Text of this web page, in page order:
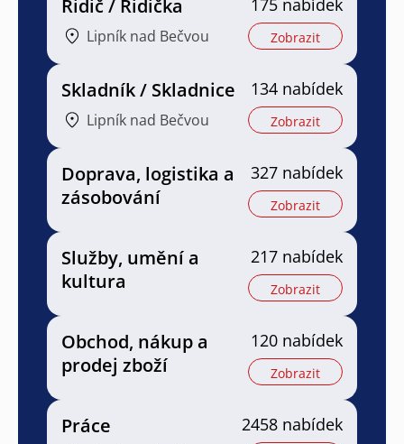
Řidič / Řidička
Lipník nad Bečvou Zobrazit
Skladník / Skladnice
Lipník nad Bečvou
134 nabídek
Zobrazit
Doprava, logistika a
zásobování
327 nabídek
Zobrazit
Služby, umění a
kultura
217 nabídek
Zobrazit
Obchod, nákup a
prodej zboží
120 nabídek
Zobrazit
Práce 2458 nabídek